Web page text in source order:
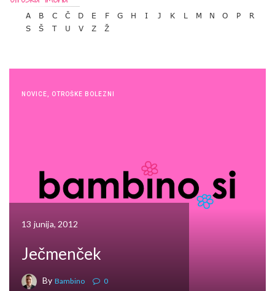
A B C Č D E F G H I J K L M N O P
R
S
Š T U V Z Ž
NOVICE OTROŠKE BOLEZNI
13 junija, 2012
Ječmenček
By Bambino 0